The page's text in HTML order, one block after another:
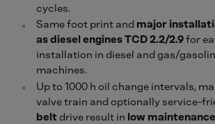
cycles.
Same foot print and major
as diesel engines TCD 2.2/2.9for
installation in diesel and gas/
machines.
Up to 1000 h oil change intervals,
valve train and optionally service-
belt drive result in low